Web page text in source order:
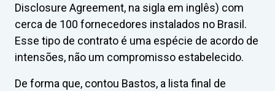
Disclosure Agreement, na sigla em inglês) com
cerca de 100 fornecedores instalados no Brasil.
Esse tipo de contrato é uma espécie de acordo de
intensões, não um compromisso estabelecido.
De forma que, contou Bastos, a lista final de